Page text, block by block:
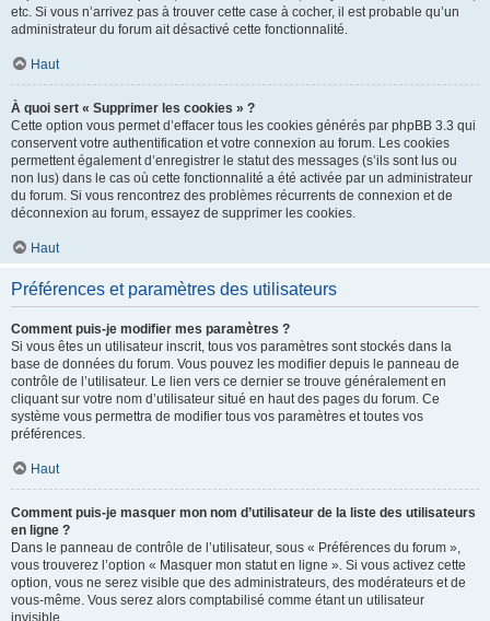
etc. Si vous n’arrivez pas à trouver cette case à cocher, il est probable qu’un
administrateur du forum ait désactivé cette fonctionnalité.
Haut
À quoi sert « Supprimer les cookies » ?
Cette option vous permet d’effacer tous les cookies générés par phpBB 3.3 qui
conservent votre authentification et votre connexion au forum. Les cookies
permettent également d’enregistrer le statut des messages (s’ils sont lus ou
non lus) dans le cas où cette fonctionnalité a été activée par un administrateur
du forum. Si vous rencontrez des problèmes récurrents de connexion et de
déconnexion au forum, essayez de supprimer les cookies.
Haut
Préférences et paramètres des utilisateurs
Comment puis-je modifier mes paramètres ?
Si vous êtes un utilisateur inscrit, tous vos paramètres sont stockés dans la
base de données du forum. Vous pouvez les modifier depuis le panneau de
contrôle de l’utilisateur. Le lien vers ce dernier se trouve généralement en
cliquant sur votre nom d’utilisateur situé en haut des pages du forum. Ce
système vous permettra de modifier tous vos paramètres et toutes vos
préférences.
Haut
Comment puis-je masquer mon nom d’utilisateur de la liste des utilisateurs
en ligne ?
Dans le panneau de contrôle de l’utilisateur, sous « Préférences du forum »,
vous trouverez l’option « Masquer mon statut en ligne ». Si vous activez cette
option, vous ne serez visible que des administrateurs, des modérateurs et de
vous-même. Vous serez alors comptabilisé comme étant un utilisateur
invisible.